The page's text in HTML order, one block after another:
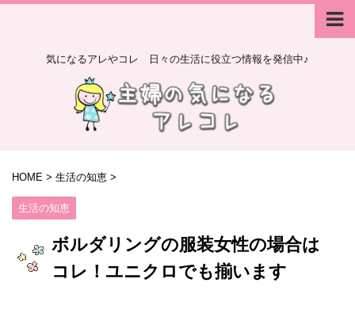
気になるアレやコレ 日々の生活に役立つ情報を発信中♪
HOME > 生活の知恵 >
生活の知恵
ボルダリングの服装女性の場合は
コレ！ユニクロでも揃います